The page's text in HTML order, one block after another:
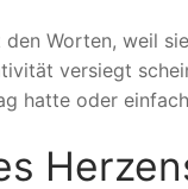
Worten, weil
versiegt
hatte oder